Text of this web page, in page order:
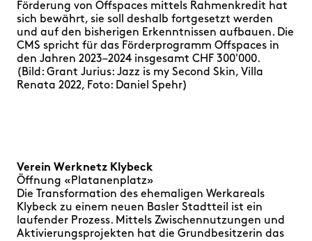
Förderung von Offspaces mittels Rahmenkredit hat
sich bewährt, sie soll deshalb fortgesetzt werden
und auf den bisherigen Erkenntnissen aufbauen. Die
CMS spricht für das Förderprogramm Offspaces in
den Jahren 2023–2024 insgesamt CHF 300'000.
(Bild: Grant Jurius: Jazz is my Second Skin, Villa
Renata 2022, Foto: Daniel Spehr)
Verein Werknetz Klybeck
Öffnung «Platanenplatz»
Die Transformation des ehemaligen Werkareals
Klybeck zu einem neuen Basler Stadtteil ist ein
laufender Prozess. Mittels Zwischennutzungen und
Aktivierungsprojekten hat die Grundbesitzerin das